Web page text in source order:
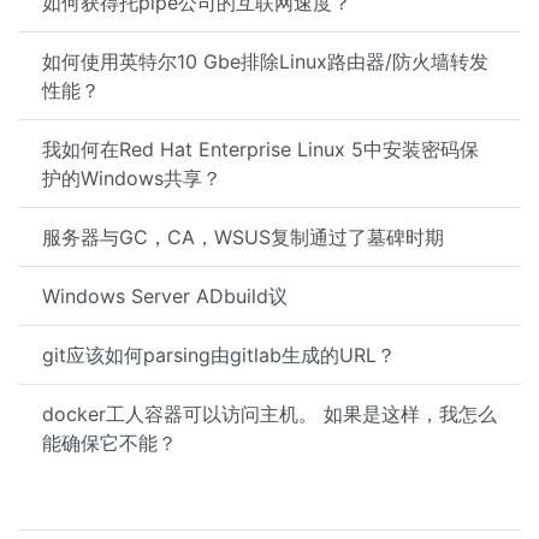
如何使用英特尔10 Gbe排除Linux路由器/防火墙转发
性能？
我如何在Red Hat Enterprise Linux 5中安装密码保
护的Windows共享？
服务器与GC，CA，WSUS复制通过了墓碑时期
Windows Server ADbuild议
git应该如何parsing由gitlab生成的URL？
docker工人容器可以访问主机。 如果是这样，我怎么
能确保它不能？